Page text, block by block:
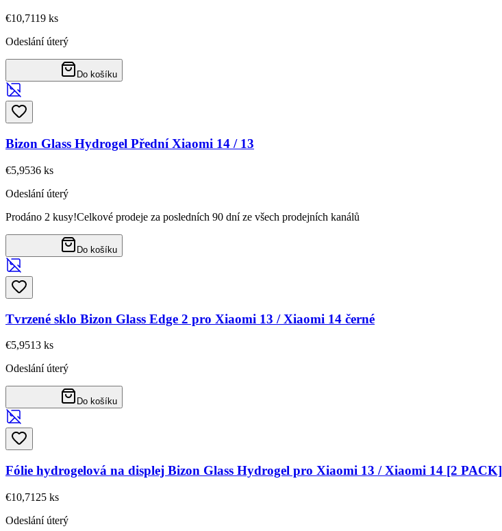
€10,7119 ks
Odeslání úterý
Do košíku
Bizon Glass Hydrogel Přední Xiaomi 14 / 13
€5,9536 ks
Odeslání úterý
Prodáno 2 kusy!Celkové prodeje za posledních 90 dní ze všech prodejních kanálů
Do košíku
Tvrzené sklo Bizon Glass Edge 2 pro Xiaomi 13 / Xiaomi 14 černé
€5,9513 ks
Odeslání úterý
Do košíku
Fólie hydrogelová na displej Bizon Glass Hydrogel pro Xiaomi 13 / Xiaomi 14 [2 PACK]
€10,71 25 ks
Odeslání úterý